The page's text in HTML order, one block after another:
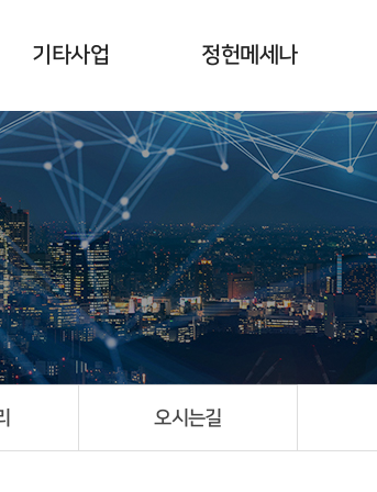
기타사업
대 정헌도서 정보실
세종대 정헌도서관
정헌메세나
개요
일정 및 새소식
수상자 및 전시회
오시는길